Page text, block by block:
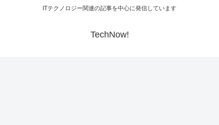
ITテクノロジー関連の記事を中心に発信しています
TechNow!